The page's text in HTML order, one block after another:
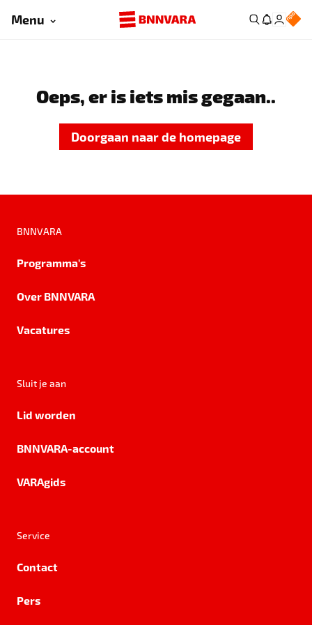
Menu
Oeps, er is iets mis gegaan..
Doorgaan naar de homepage
BNNVARA
Programma's
Over BNNVARA
Vacatures
Sluit je aan
Lid worden
BNNVARA-account
VARAgids
Service
Contact
Pers